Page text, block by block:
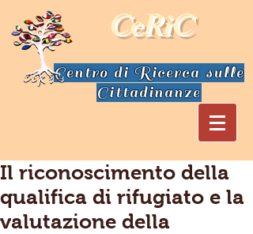
CeRiC
Centro di Ricerca sulle
Cittadinanze
Il riconoscimento della
qualifica di rifugiato e la
valutazione della